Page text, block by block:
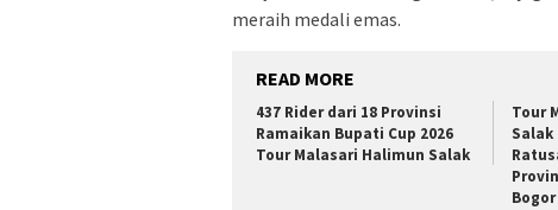
meraih medali emas.
READ MORE
437 Rider dari 18 Provinsi
Ramaikan Bupati Cup 2026
Tour Malasari Halimun Salak
Tour
Bogor